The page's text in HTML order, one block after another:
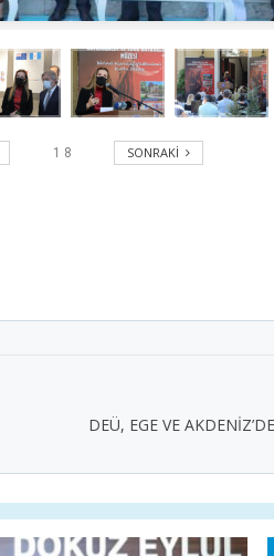
1 8 SONRAKI
DEÜ, EGE VE